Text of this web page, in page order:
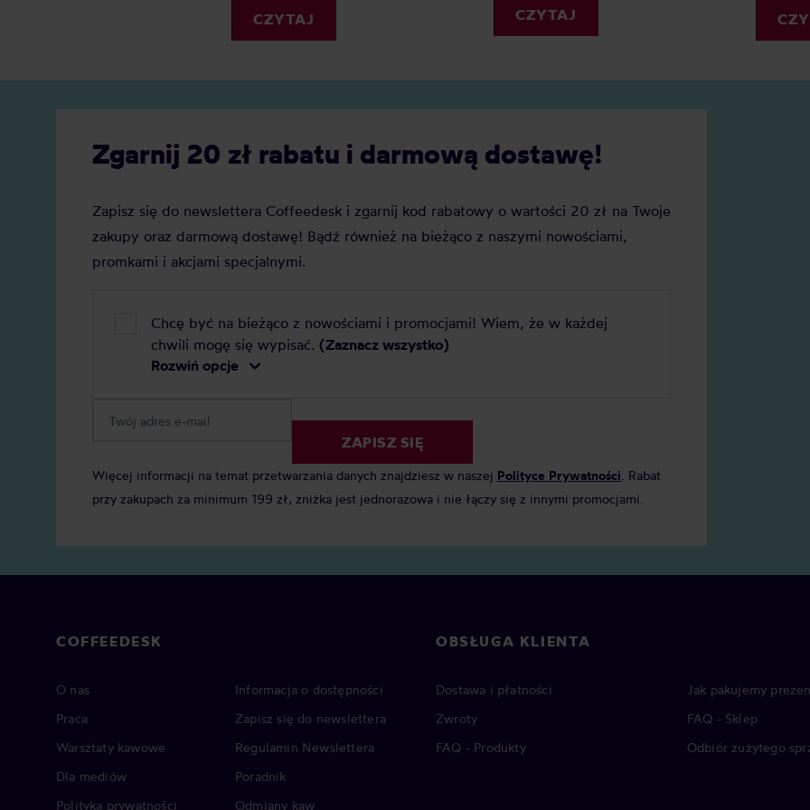
Elektryczny, ręczny, a może
indukcyjny? Oto nasz szczegółowy
CZYTAJ
zyskujemy precyzję i powtarzalność.
Jaką jednak wagę do kawy wybrać?
CZYTAJ
Sprawdź nasz mini-
kubkach termicznych.
Zgarnij 20 zł rabatu i darmową dostawę!
Zapisz się do newslettera Coffeedesk i zgarnij kod rabatowy o wartości 20 zł na Twoje
zakupy oraz darmową dostawę! Bądź również na bieżąco z naszymi nowościami,
promkami i akcjami specjalnymi.
Chcę być na bieżąco z nowościami i promocjami! Wiem, że w każdej
chwili mogę się wypisać. (Zaznacz wszystko)
Rozwiń opcje
ZAPISZ SIĘ
Więcej informacji na temat przetwarzania danych znajdziesz w naszej Polityce Prywatności . Rabat
przy zakupach za minimum 199 zł, zniżka jest jednorazowa i nie łączy się z innymi promocjami.
COFFEEDESK
O nas
Praca
Warsztaty kawowe
Dla mediów
Polityka prywatności
Informacja o dostępności
Zapisz się do newslettera
Regulamin Newslettera
Poradnik
Odmiany kaw
OBSŁUGA KLIENTA
Dostawa i płatności
Zwroty
FAQ - Produkty
Jak pakujemy
FAQ - Sklep
Odbiór zużytego